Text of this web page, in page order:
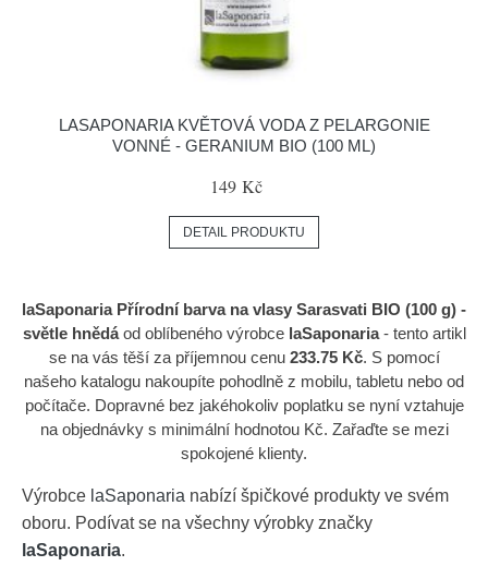
LASAPONARIA KVĚTOVÁ VODA Z PELARGONIE
VONNÉ - GERANIUM BIO (100 ML)
149 Kč
DETAIL PRODUKTU
laSaponaria Přírodní barva na vlasy Sarasvati BIO (100 g) -
světle hnědáod oblíbeného výrobce laSaponaria- tento artikl
se na vás těší za příjemnou cenu 233.75 Kč. S pomocí
našeho katalogu nakoupíte pohodlně z mobilu, tabletu nebo od
počítače. Dopravné bez jakéhokoliv poplatku se nyní vztahuje
na objednávky s minimální hodnotou Kč. Zařaďte se mezi
spokojené klienty.
Výrobce laSaponaria nabízí špičkové produkty ve svém
oboru. Podívat se na všechny výrobky značky
laSaponaria.